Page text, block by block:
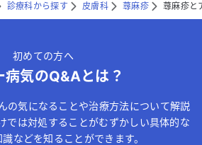
診療科から探す 皮膚科 蕁麻疹 蕁麻疹と
初めての方へ
病気のQ&Aとは？
の気になることや治療方法について解説
では対処することがむずかしい具体的な
などを知ることができます。